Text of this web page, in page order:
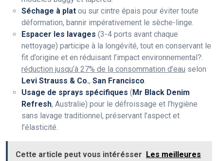
Séchage à plat ou sur cintre épais pour éviter toute
déformation, bannir impérativement le sèche-linge.
Espacer les lavages (3-4 ports avant chaque
nettoyage) participe à la longévité, tout en conservant le
fit d’origine et en réduisant l’impact environnemental?:
réduction jusqu’à 27% de la consommation d’eau selon
Levi Strauss & Co., San Francisco.
Usage de sprays spécifiques ( Mr Black Denim
Refresh, Australie) pour le défroissage et l’hygiène
sans lavage traditionnel, préservant l’aspect et
l’élasticité.
Cette article peut vous intérésser Les meilleures